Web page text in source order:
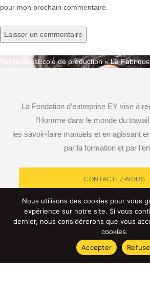
pour mon prochain commentaire.
Navigation
l’article
Publié dansEcole de production « La
La Fondation d’entreprise EY vise à
l’Homme dans le monde du
les savoir-faire manuels et en agissant
par la formation et par
CONTACTEZ-NOUS
RETROUVEZ-NOUS SUR LES RÉSEAUX
Nous utilisons des cookies pour vous
expérience sur notre site. Si vous
dernier, nous considérerons que vous
cookies.
Accepter